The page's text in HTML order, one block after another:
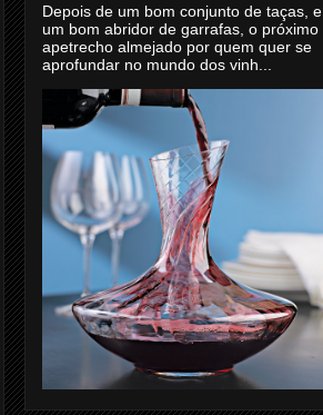
Depois de um bom conjunto de taças, e
um bom abridor de garrafas, o próximo
apetrecho almejado por quem quer se
aprofundar no mundo dos vinh...